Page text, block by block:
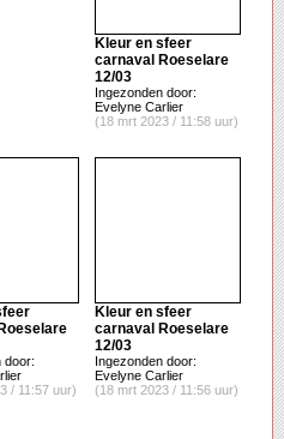
Kleur en sfeer
carnaval Roeselare
12/03
Ingezonden door:
Evelyne Carlier
(18 mrt 2023 / 11:58 uur)
door:
/ 11:57 uur)
Kleur en sfeer
carnaval Roeselare
12/03
Ingezonden door:
Evelyne Carlier
(18 mrt 2023 / 11:56 uur)